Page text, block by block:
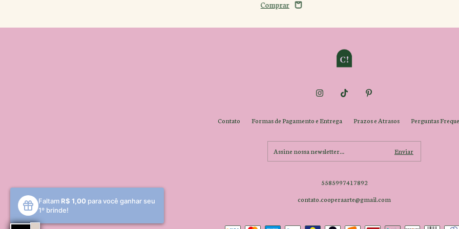
Faltam R$ 1,00 para você ganhar seu
1º brinde!
Contato Formas de Pagamento e Entrega Prazos e Atrasos Perguntas
5585997417892
contato.cooperaarte@gmail.com